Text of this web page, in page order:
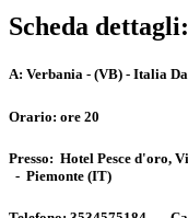
Scheda dettagli:
A: Verbania - (VB) - Italia
Orario: ore 20
Presso: Hotel Pesce d'oro,
- Piemonte (IT)